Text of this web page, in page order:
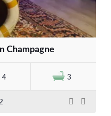
Champagne
4 3